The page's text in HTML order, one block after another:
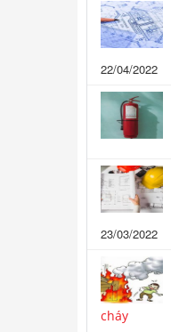
22/04/2022
23/03/2022
cháy